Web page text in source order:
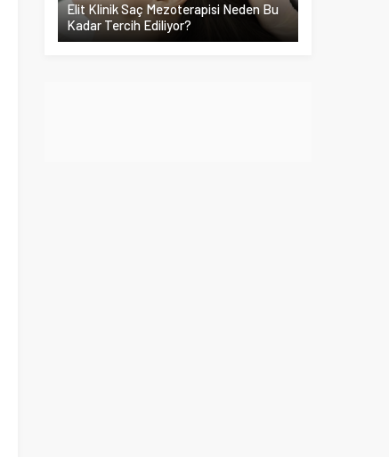
Elit Klinik Saç Mezoterapisi Neden Bu
Kadar Tercih Ediliyor?